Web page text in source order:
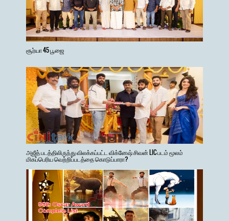
சூர்யா 45 பூஜை
அஜீத் படத்திலிருந்து விலக்கப்பட்ட விக்னேஷ் சிவன் LIC படம் மூலம்
மிகப்பெரிய வெற்றிப்படத்தை கொடுப்பாரா?